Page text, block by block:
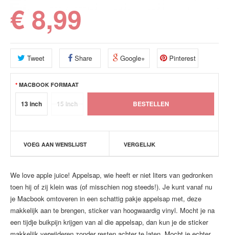
€ 8,99
Tweet Share Google+ Pinterest
MACBOOK FORMAAT
13 inch 15 inch
VOEG AAN WENSLIJST VERGELIJK
We love apple juice! Appelsap, wie heeft er niet liters van gedronken
toen hij of zij klein was (of misschien nog steeds!). Je kunt vanaf nu
je Macbook omtoveren in een schattig pakje appelsap met, deze
makkelijk aan te brengen, sticker van hoogwaardig vinyl. Mocht je na
een tijdje buikpijn krijgen van al die appelsap, dan kun je de sticker